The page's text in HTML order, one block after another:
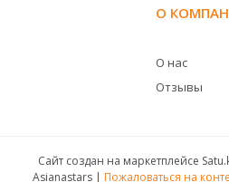
О
О нас
Отзывы
Сайт создан на маркетплейсе
Asianastars | Пожаловаться на